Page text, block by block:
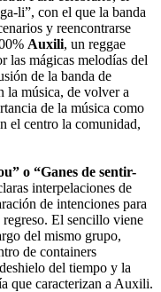
li”, con el que la banda
y reencontrarse
Auxili, un reggae
las mágicas melodías del
de la banda de
la música, de volver a
de la música como
el centro la comunidad,
o “Ganes de sentir-
interpelaciones de
de intenciones para
regreso. El sencillo viene
del mismo grupo,
de containers
del tiempo y la
que caracterizan a Auxili.